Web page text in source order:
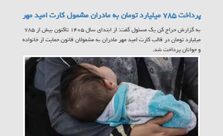
پرداخت ۷۸۵ میلیارد تومان به مادران مشمول کارت امید مهر
به گزارش حراج کن یک مسئول گفت: از ابتدای سال ۱۴۰۵ تاکنون بیش از ۷۸۵
میلیارد تومان در قالب کارت امید مهر مادران به مشمولان قانون حمایت از خانواده
و جوانان پرداخت شد.